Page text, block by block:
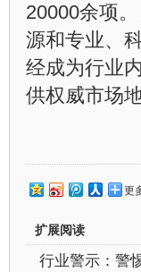
20000余项
源和专业、
经成为行业
供权威市场
更
扩展阅读
行业警示：警